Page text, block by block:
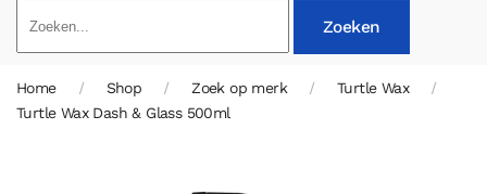
Zoeken
Home Shop Zoek op merk
Turtle Wax
Turtle Wax Dash & Glass 500ml